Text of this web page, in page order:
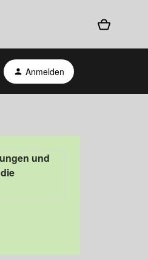
Anmelden
und